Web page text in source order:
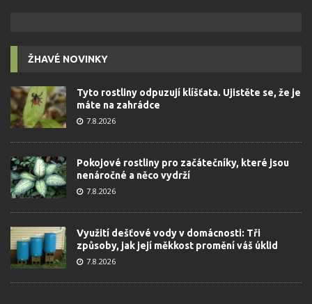
ŽHAVÉ NOVINKY
Tyto rostliny odpuzují klíšťata. Ujistěte se, že je
máte na zahrádce
7.8.2026
Pokojové rostliny pro začátečníky, které jsou
nenáročné a něco vydrží
7.8.2026
Využití dešťové vody v domácnosti: Tři
způsoby, jak její měkkost promění váš úklid
7.8.2026